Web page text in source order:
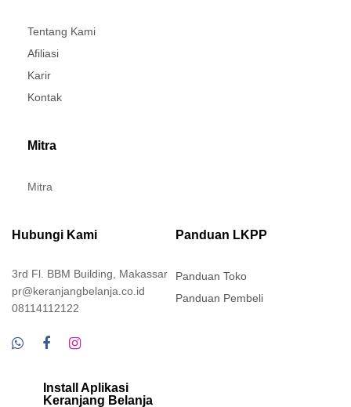
Tentang Kami
Afiliasi
Karir
Kontak
Mitra
Mitra
Hubungi Kami
3rd Fl. BBM Building, Makassar
pr@keranjangbelanja.co.id
08114112122
Panduan LKPP
Panduan Toko
Panduan Pembeli
Install Aplikasi
Keranjang Belanja